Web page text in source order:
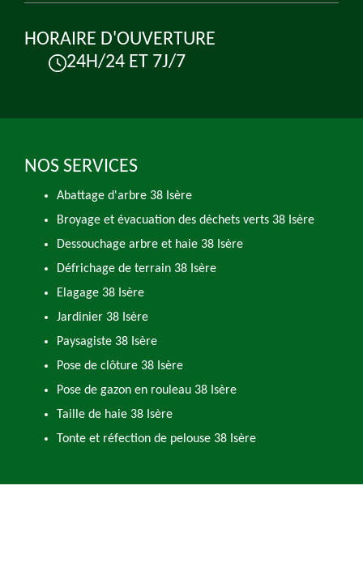
HORAIRE D'OUVERTURE
24H/24 ET 7J/7
NOS SERVICES
Abattage d'arbre 38 Isère
Broyage et évacuation des déchets verts 38 Isère
Dessouchage arbre et haie 38 Isère
Défrichage de terrain 38 Isère
Elagage 38 Isère
Jardinier 38 Isère
Paysagiste 38 Isère
Pose de clôture 38 Isère
Pose de gazon en rouleau 38 Isère
Taille de haie 38 Isère
Tonte et réfection de pelouse 38 Isère